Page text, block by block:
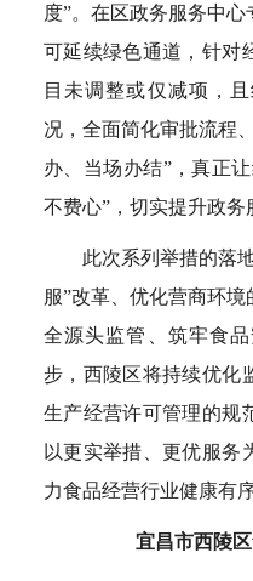
度”。在区政务服务中
可延续绿色通道，针对
目未调整或仅减项，
况，全面简化审批流程
办、当场办结”，真正
不费心”，切实提升政务
此次系列举措的落
服”改革、优化营商环
全源头监管、筑牢食
步，西陵区将持续优化
生产经营许可管理的规
以更实举措、更优服务
力食品经营行业健康有序
宜昌市西陵